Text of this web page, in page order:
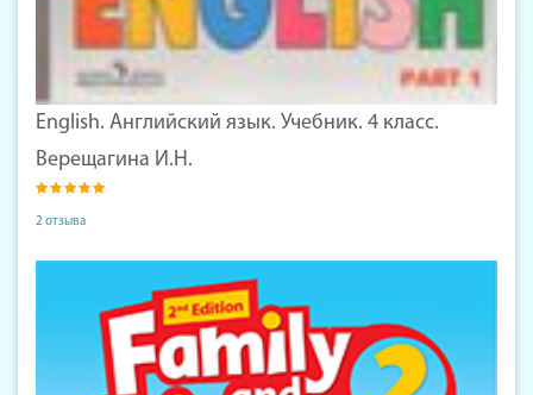
English. Английский язык. Учебник. 4 класс.
Верещагина И.Н.
2 отзыва